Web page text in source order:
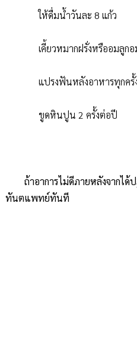
ให้ดื่มน้ำวันละ 8 แก้ว
เคี้ยวหมากฝรั่งหรืออมลูก
แปรงฟันหลังอาหารทุกครั้
ขูดหินปูน 2 ครั้งต่อปี
ถ้าอาการไม่ดีภายหลังจากไ
ทันตแพทย์ทันที